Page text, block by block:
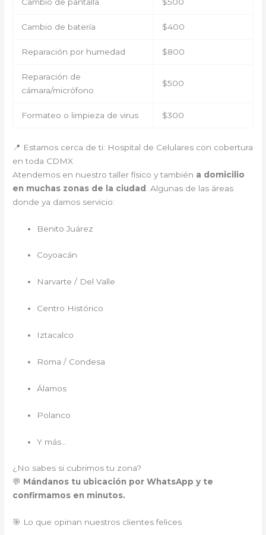
Cambio de batería $400
Reparación por humedad $800
Reparación de
cámara/micrófono
$500
Formateo o limpieza de virus $300
📍 Estamos cerca de ti: Hospital de Celulares con cobertura
en toda CDMX
Atendemos en nuestro taller físico y también a domicilio
en muchas zonas de la ciudad
. Algunas de las áreas
donde ya damos servicio:
Benito Juárez
Coyoacán
Narvarte / Del Valle
Centro Histórico
Iztacalco
Roma / Condesa
Álamos
Polanco
Y más…
¿No sabes si cubrimos tu zona?
💬 Mándanos tu ubicación por WhatsApp y te
confirmamos en minutos.
🎯 Lo que opinan nuestros clientes felices